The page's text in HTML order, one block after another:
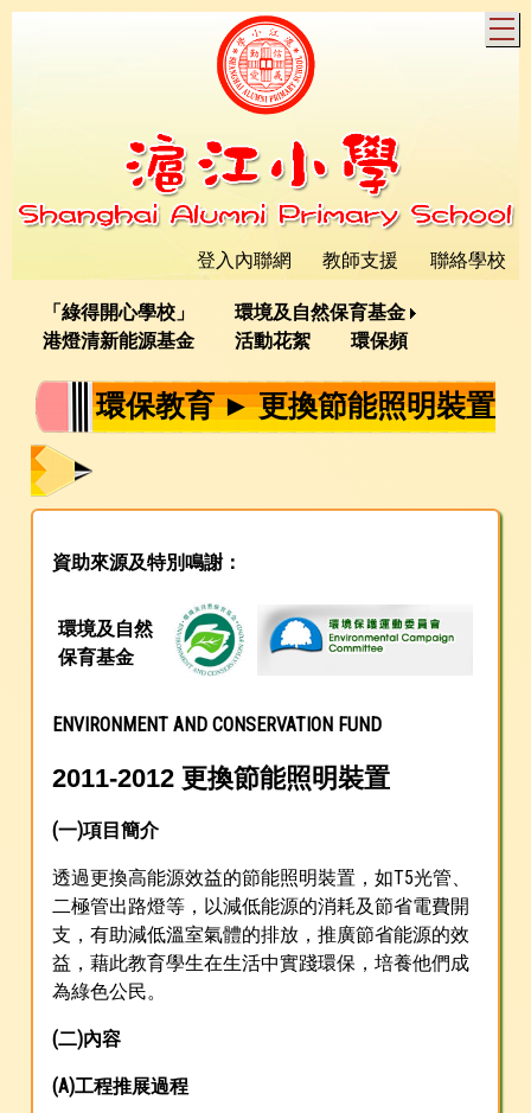
登入內聯網 教師支援 聯絡學校
「綠得開心學校」
環境及自然保育基金
港燈清新能源基金
活動花絮 環保頻
環保教育 ► 更換節能照明裝置
資助來源及特別鳴謝：
環境及自然
保育基金
ENVIRONMENT AND CONSERVATION FUND
2011-2012 更換節能照明裝置
(一)項目簡介
透過更換高能源效益的節能照明裝置，如T5光管、
二極管出路燈等，以減低能源的消耗及節省電費開
支，有助減低溫室氣體的排放，推廣節省能源的效
益，藉此教育學生在生活中實踐環保，培養他們成
為綠色公民。
(二)內容
(A)工程推展過程